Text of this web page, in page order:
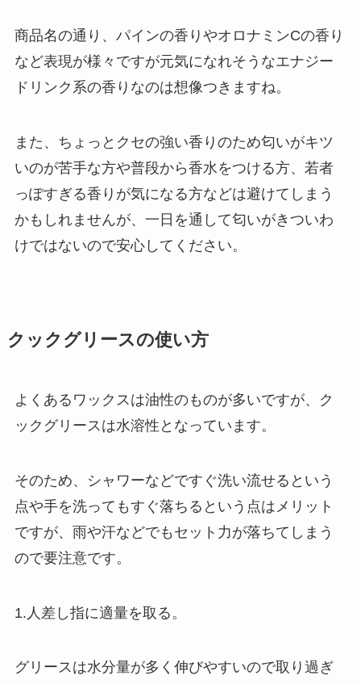
商品名の通り、パインの香りやオロナミンCの香り
など表現が様々ですが元気になれそうなエナジー
ドリンク系の香りなのは想像つきますね。
また、ちょっとクセの強い香りのため匂いがキツ
いのが苦手な方や普段から香水をつける方、若者
っぽすぎる香りが気になる方などは避けてしまう
かもしれませんが、一日を通して匂いがきついわ
けではないので安心してください。
クックグリースの使い方
よくあるワックスは油性のものが多いですが、ク
ックグリースは水溶性となっています。
そのため、シャワーなどですぐ洗い流せるという
点や手を洗ってもすぐ落ちるという点はメリット
ですが、雨や汗などでもセット力が落ちてしまう
ので要注意です。
1.人差し指に適量を取る。
グリースは水分量が多く伸びやすいので取り過ぎ